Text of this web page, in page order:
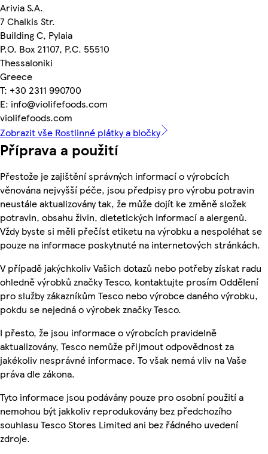
Arivia S.A.
7 Chalkis Str.
Building C, Pylaia
P.O. Box 21107, P.C. 55510
Thessaloniki
Greece
T: +30 2311 990700
E: info@violifefoods.com
violifefoods.com
Zobrazit vše Rostlinné plátky a bločky
Příprava a použití
Přestože je zajištění správných informací o výrobcích
věnována nejvyšší péče, jsou předpisy pro výrobu potravin
neustále aktualizovány tak, že může dojít ke změně složek
potravin, obsahu živin, dietetických informací a alergenů.
Vždy byste si měli přečíst etiketu na výrobku a nespoléhat se
pouze na informace poskytnuté na internetových stránkách.
V případě jakýchkoliv Vašich dotazů nebo potřeby získat radu
ohledně výrobků značky Tesco, kontaktujte prosím Oddělení
pro služby zákazníkům Tesco nebo výrobce daného výrobku,
pokdu se nejedná o výrobek značky Tesco.
I přesto, že jsou informace o výrobcích pravidelně
aktualizovány, Tesco nemůže přijmout odpovědnost za
jakékoliv nesprávné informace. To však nemá vliv na Vaše
práva dle zákona.
Tyto informace jsou podávány pouze pro osobní použití a
nemohou být jakkoliv reprodukovány bez předchozího
souhlasu Tesco Stores Limited ani bez řádného uvedení
zdroje.